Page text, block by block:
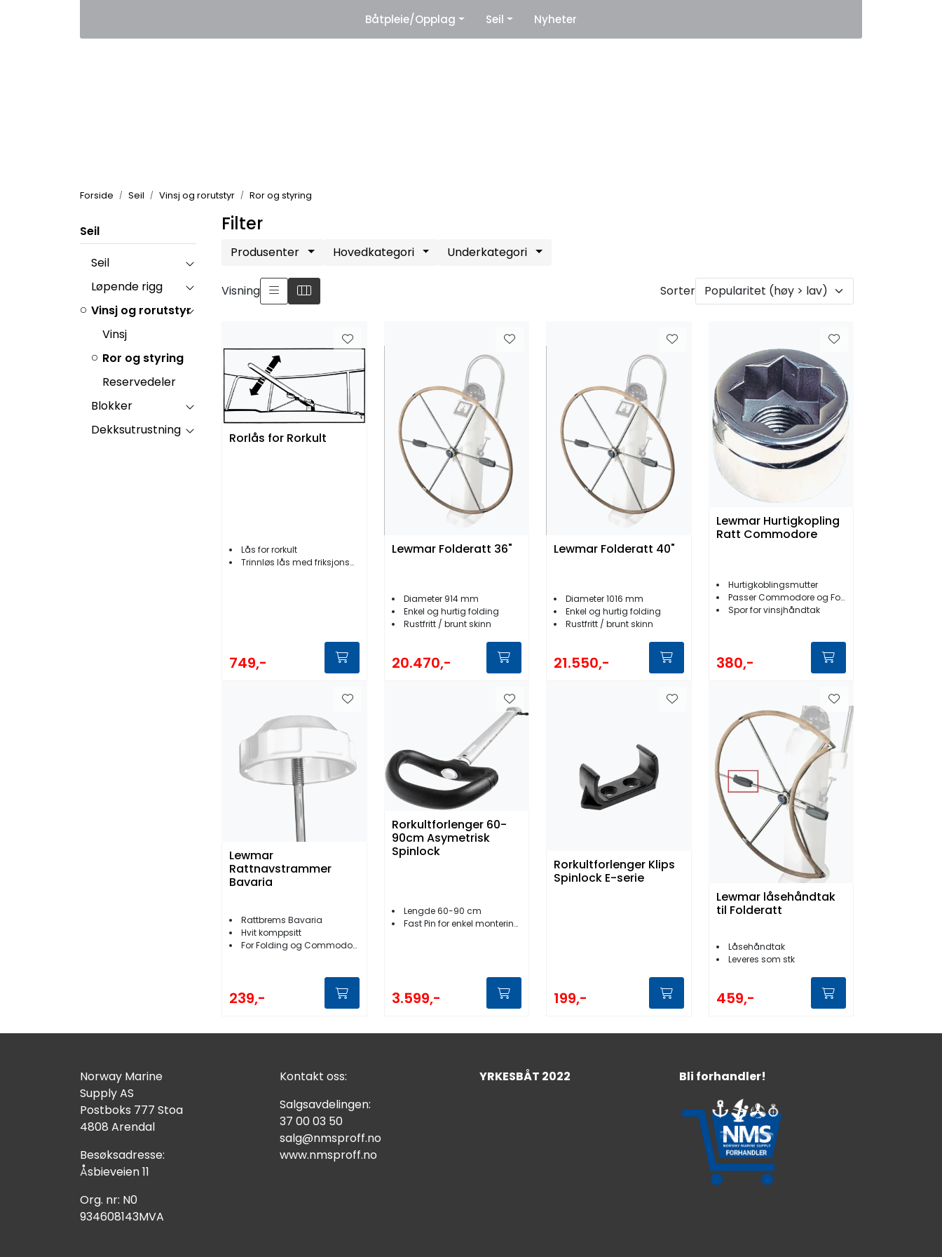
Leverandører
Båtpleie/Opplag Seil Nyheter
Forside Seil Vinsj og rorutstyr Ror og styring
Seil
Seil
Løpende rigg
Vinsj og rorutstyr
Vinsj
Ror og styring
Reservedeler
Blokker
Dekksutrustning
Filter
Produsenter Hovedkategori Underkategori
Visning Sorter
Rorlås for Rorkult
Lås for rorkult
Trinnløs lås med friksjonsbrems
749,-
Lewmar Folderatt 36"
Diameter 914 mm
Enkel og hurtig folding
Rustfritt / brunt skinn
20.470,-
Lewmar Folderatt 40"
Diameter 1016 mm
Enkel og hurtig folding
Rustfritt / brunt skinn
21.550,-
Lewmar Hurtigkopling
Ratt Commodore
Hurtigkoblingsmutter
Passer Commodore og Folding ratt
Spor for vinsjhåndtak
380,-
Lewmar
Rattnavstrammer
Bavaria
Rattbrems Bavaria
Hvit komppsitt
For Folding og Commodore ratt
239,-
Rorkultforlenger 60-
90cm Asymetrisk
Spinlock
Lengde 60-90 cm
Fast Pin for enkel montering/demontering
3.599,-
Rorkultforlenger Klips
Spinlock E-serie
199,-
Lewmar låsehåndtak
til Folderatt
Låsehåndtak
Leveres som stk
459,-
Norway Marine
Supply AS
Postboks 777 Stoa
4808 Arendal
Besøksadresse:
Åsbieveien 11
Org. nr: N0
934608143MVA
Kontakt oss:
Salgsavdelingen:
37 00 03 50
salg@nmsproff.no
www.nmsproff.no
YRKESBÅT 2022 Bli forhandler!